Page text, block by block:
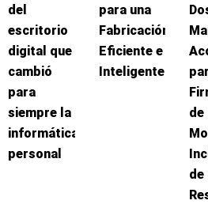
del
escritorio
digital que
cambió
para
siempre la
informática
personal
para una
Fabricación
Eficiente e
Inteligente
de
de